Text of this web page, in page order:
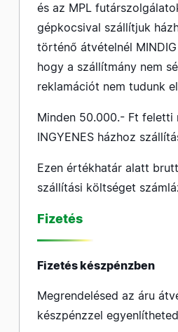
és az MPL
gépkocsival szállítjuk
történő átvételnél MINDIG
hogy a szállítmány nem
reklamációt nem tudunk
Minden 50.000.- Ft feletti
INGYENES házhoz
Ezen értékhatár alatt
szállítási költséget
Fizetés
Fizetés készpénzben
Megrendelésed az áru
készpénzzel